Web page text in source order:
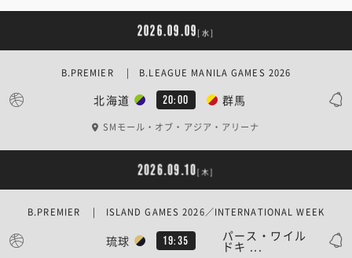
2026.09.09 [水]
北海道 20:00 群馬
B.PREMIER | B.LEAGUE MANILA GAMES 2026
SMモール・オブ・アジア・アリーナ
2026.09.10[木]
琉球 19:35 パース・ワイル
ドキ ...
B.PREMIER | ISLAND GAMES 2026／INTERNATIONAL WEEK